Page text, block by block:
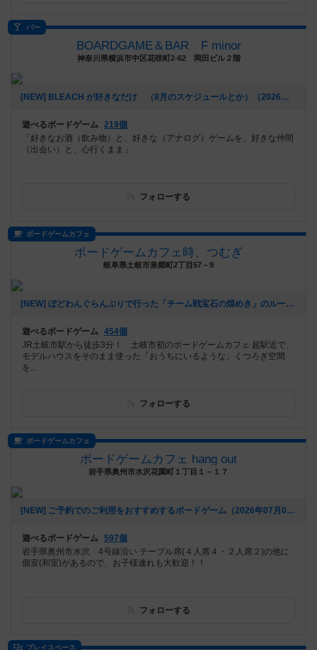
バー
BOARDGAME＆BAR F minor
神奈川県横浜市中区花咲町2-62 岡田ビル２階
[NEW] BLEACH が好きなだけ （8月のスケジュールとか）（2026年07月16日 03時46分）
遊べるボードゲーム 219個
「好きなお酒（飲み物）と、好きな（アナログ）ゲームを、好きな仲間
（出会い）と、心行くまま」
フォローする
ボードゲームカフェ
ボードゲームカフェ時、つむぎ
岐阜県土岐市泉郷町2丁目57－9
[NEW] ぼどわんぐらんぷりで行った「チーム戦宝石の煌めき」のルールについて（2026年07月11日 16時35分）
遊べるボードゲーム 454個
JR土岐市駅から徒歩3分！ 土岐市初のボードゲームカフェ 超駅近で、
モデルハウスをそのまま使った「おうちにいるような」くつろぎ空間
を...
フォローする
ボードゲームカフェ
ボードゲームカフェ hang out
岩手県奥州市水沢花園町１丁目１－１７
[NEW] ご予約でのご利用をおすすめするボードゲーム（2026年07月04日 11時59分）
遊べるボードゲーム 597個
岩手県奥州市水沢 4号線沿い テーブル席(４人席４・２人席２)の他に
個室(和室)があるので、お子様連れも大歓迎！！
フォローする
プレイスペース